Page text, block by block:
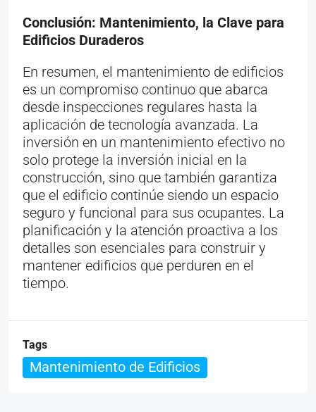
Conclusión: Mantenimiento, la Clave para
Edificios Duraderos
En resumen, el mantenimiento de edificios
es un compromiso continuo que abarca
desde inspecciones regulares hasta la
aplicación de tecnología avanzada. La
inversión en un mantenimiento efectivo no
solo protege la inversión inicial en la
construcción, sino que también garantiza
que el edificio continúe siendo un espacio
seguro y funcional para sus ocupantes. La
planificación y la atención proactiva a los
detalles son esenciales para construir y
mantener edificios que perduren en el
tiempo.
Tags
Mantenimiento de Edificios